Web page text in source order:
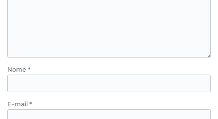
Nome *
E-mail *